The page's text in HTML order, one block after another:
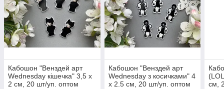
Кабошон "Венздей арт
Wednesday кішечка" 3,5 х
2 см, 20 шт/уп. оптом
Кабошон "Венздей арт
Wednesday з косичками" 4
х 2.5 см, 20 шт/уп. оптом
см,